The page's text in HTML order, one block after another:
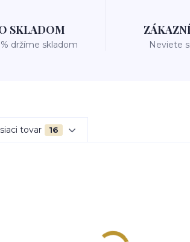
SKLADOM
držíme skladom Neviete
tovar 16